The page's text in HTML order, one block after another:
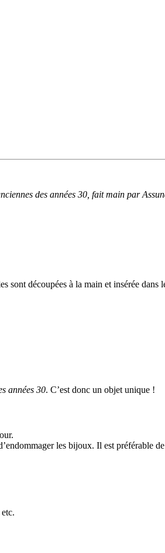
des années 30, fait main par
sont découpées à la main et insérée
années 30. C’est donc un objet unique !
les bijoux. Il est préférable